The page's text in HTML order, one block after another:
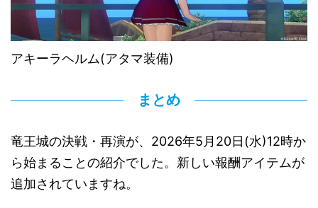
アキーラヘルム(アタマ装備)
まとめ
竜王城の決戦・再演が、2026年5月20日(水)12時か
ら始まることの紹介でした。新しい報酬アイテムが
追加されていますね。